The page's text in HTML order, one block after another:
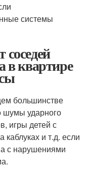
системы
в квартире
большинстве
ударного
игры детей с
и т.д. если
с нарушениями